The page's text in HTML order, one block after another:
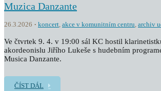
Muzica Danzante
26.3.2026 koncert, akce v komunitním centru, archiv
Ve čtvrtek 9. 4. v 19:00 sál KC hostil
akordeonislu Jiřího Lukeše s hudebním
Musica Danzante.
ČÍST DÁL